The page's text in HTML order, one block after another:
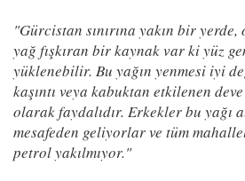
"Gürcistan sınırına yakın bir
yağ fışkıran bir kaynak var ki yüz
yüklenebilir. Bu yağın yenmesi iyi
kaşıntı veya kabuktan etkilenen
olarak faydalıdır. Erkekler bu yağı
mesafeden geliyorlar ve tüm
petrol yakılmıyor."